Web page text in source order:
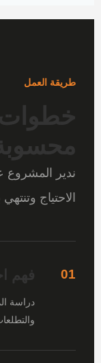
طريقة العمل
خطوات
محسوبة
ندير المشروع
الاحتياج وتنتهي
01 فهم
دراسة